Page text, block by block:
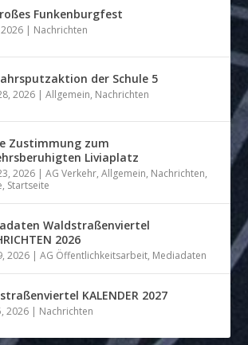
Funkenburgfest
2026 | Nachrichten
der Schule 5
2026 |Allgemein, Nachrichten
Zustimmung zum
Liviaplatz
2026 |AG Verkehr,Allgemein, Nachrichten,
, Startseite
Waldstraßenviertel
2026
2026 |AG Öffentlichkeitsarbeit, Mediadaten
KALENDER 2027
2026 | Nachrichten